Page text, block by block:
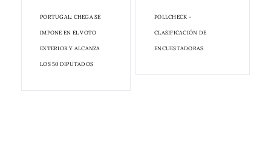
PORTUGAL: CHEGA SE
IMPONE EN EL VOTO
EXTERIOR Y ALCANZA
LOS 50 DIPUTADOS
POLLCHECK -
CLASIFICACIÓN DE
ENCUESTADORAS